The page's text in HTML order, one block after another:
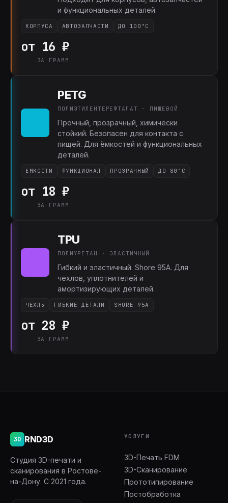
и функциональных деталей.
КОРПУСА АВТОЗАПЧАСТИ ДО 100°C
от 16 ₽
ЗА ГРАММ
PETG
ПОЛИЭТИЛЕНТЕРЕФТАЛАТ · ПИЩЕВОЙ
Прочный, прозрачный, химически
стойкий. Безопасен для контакта с
пищей. Для ёмкостей и функциональных
деталей.
ЁМКОСТИ ФУНКЦИОНАЛ ПРОЗРАЧНЫЙ ДО 80°C
от 18 ₽
ЗА ГРАММ
TPU
ПОЛИУРЕТАН · ЭЛАСТИЧНЫЙ
Гибкий и эластичный. Shore 95A. Для
чехлов, уплотнителей и
амортизирующих деталей.
ЧЕХЛЫ ГИБКИЕ ДЕТАЛИ SHORE 95A
от 28 ₽
ЗА ГРАММ
3D RND3D
Студия 3D-печати и
сканирования в Ростове-
на-Дону. С 2021 года.
УСЛУГИ
3D-Печать FDM
3D-Сканирование
Прототипирование
Постобработка